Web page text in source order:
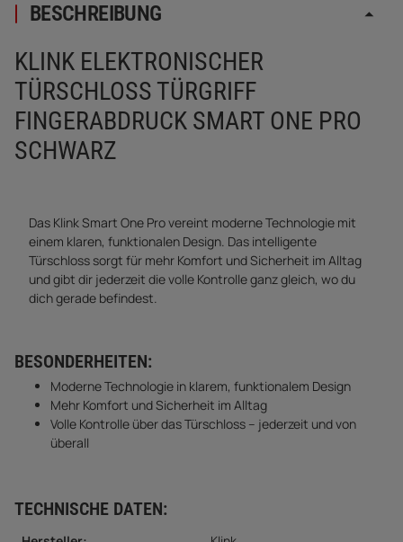
BESCHREIBUNG
KLINK ELEKTRONISCHER
TÜRSCHLOSS TÜRGRIFF
FINGERABDRUCK SMART ONE PRO
SCHWARZ
Das Klink Smart One Pro vereint moderne Technologie mit
einem klaren, funktionalen Design. Das intelligente
Türschloss sorgt für mehr Komfort und Sicherheit im Alltag
und gibt dir jederzeit die volle Kontrolle ganz gleich, wo du
dich gerade befindest.
BESONDERHEITEN:
Moderne Technologie in klarem, funktionalem Design
Mehr Komfort und Sicherheit im Alltag
Volle Kontrolle über das Türschloss – jederzeit und von
überall
TECHNISCHE DATEN: